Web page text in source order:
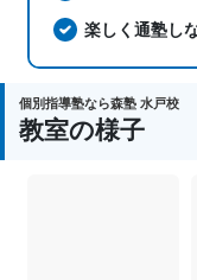
楽しく通塾し
個別指導塾なら森塾 水戸校
教室の様子